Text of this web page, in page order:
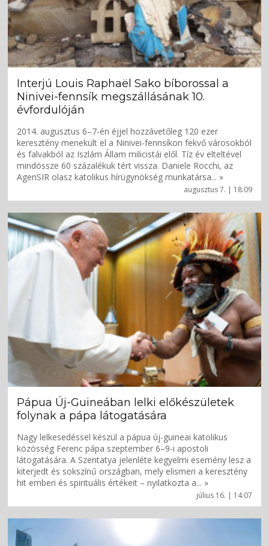
augusztus 7. | 18:09
Interjú Louis Raphaël Sako bíborossal a
Ninivei-fennsík megszállásának 10.
évfordulóján
2014. augusztus 6–7-én éjjel hozzávetőleg 120 ezer
keresztény menekült el a Ninivei-fennsíkon fekvő városokból
és falvakból az Iszlám Állam milicistái elől. Tíz év elteltével
mindössze 60 százalékuk tért vissza. Daniele Rocchi, az
AgenSIR olasz katolikus hírügynökség munkatársa... »
július 16. | 14:07
Pápua Új-Guineában lelki előkészületek
folynak a pápa látogatására
Nagy lelkesedéssel készül a pápua új-guineai katolikus
közösség Ferenc pápa szeptember 6–9-i apostoli
látogatására. A Szentatya jelenléte kegyelmi esemény lesz a
kiterjedt és sokszínű országban, mely elismeri a keresztény
hit emberi és spirituális értékeit – nyilatkozta a... »